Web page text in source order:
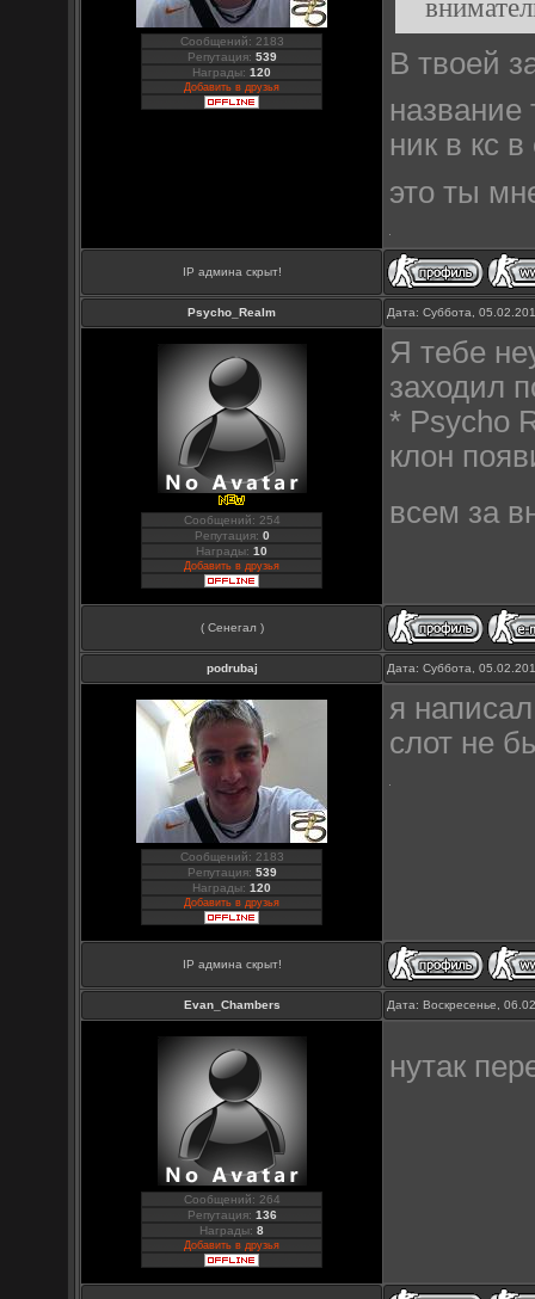
Сообщений: 2183
Репутация: 539
Награды:120
Добавить в друзья
В твоей
ник в кс
это ты
IP админа скрыт!
Psycho_Realm Дата: Суббота,
Сообщений: 254
Репутация: 0
Награды:10
Добавить в друзья
Я тебе
заходил
* Psycho
клон
всем за
( Сенегал )
podrubaj Дата: Суббота,
Сообщений: 2183
Репутация: 539
Награды:120
Добавить в друзья
я
слот не
IP админа скрыт!
Evan_Chambers Дата: Воскресенье,
Сообщений: 264
Репутация: 136
Награды:8
Добавить в друзья
нутак